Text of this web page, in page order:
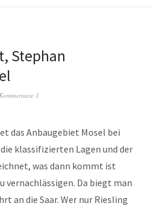
Stephan
Kommentare 1
das Anbaugebiet Mosel bei
klassifizierten Lagen und der
was dann kommt ist
vernachlässigen. Da biegt man
an die Saar. Wer nur Riesling